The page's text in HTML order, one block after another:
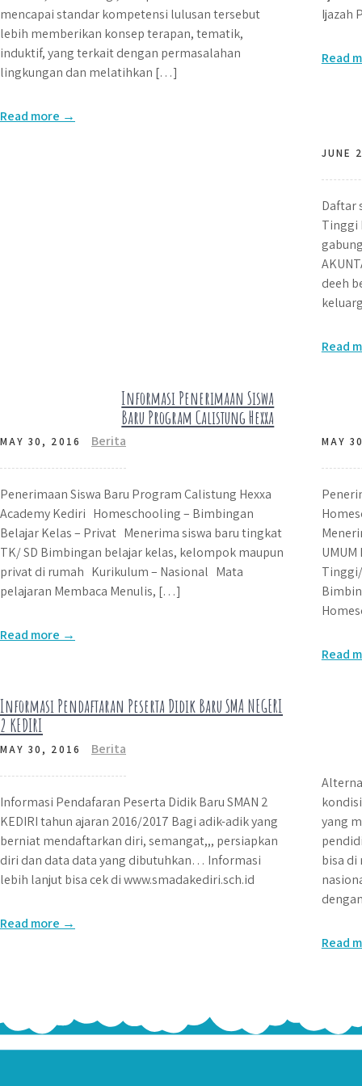
mencapai standar kompetensi lulusan tersebut
lebih memberikan konsep terapan, tematik,
induktif, yang terkait dengan permasalahan
lingkungan dan melatihkan […]
Read more →
Ijazah
Read
JUNE
Daftar
Tinggi
deeh
Read
Informasi Penerimaan Siswa
Baru Program Calistung Hexxa
MAY 30, 2016 Berita
Penerimaan Siswa Baru Program Calistung Hexxa
Academy Kediri Homeschooling – Bimbingan
Belajar Kelas – Privat Menerima siswa baru tingkat
TK/ SD Bimbingan belajar kelas, kelompok maupun
privat di rumah Kurikulum – Nasional Mata
pelajaran Membaca Menulis, […]
Read more →
MAY
Read
Informasi Pendaftaran Peserta Didik Baru SMA NEGERI
2 KEDIRI
MAY 30, 2016 Berita
Informasi Pendafaran Peserta Didik Baru SMAN 2
KEDIRI tahun ajaran 2016/2017 Bagi adik-adik yang
berniat mendaftarkan diri, semangat,,, persiapkan
diri dan data data yang dibutuhkan… Informasi
lebih lanjut bisa cek di www.smadakediri.sch.id
Read more →
yang
bisa di
Read